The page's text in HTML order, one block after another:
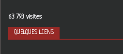
63 793 visites
QUELQUES LIENS